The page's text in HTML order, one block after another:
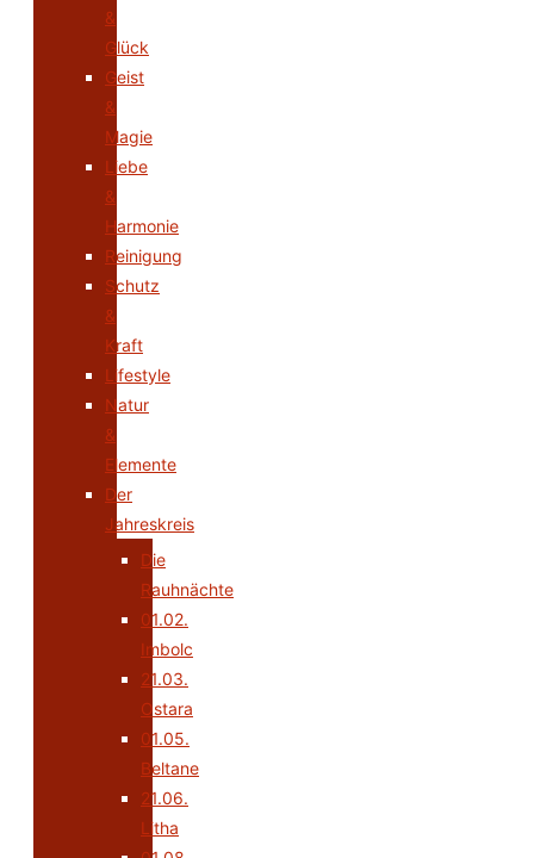
&
Glück
Geist
&
Magie
Liebe
&
Harmonie
Reinigung
Schutz
&
Kraft
Lifestyle
Natur
&
Elemente
Der
Jahreskreis
Die
Rauhnächte
01.02.
Imbolc
21.03.
Ostara
01.05.
Beltane
21.06.
Litha